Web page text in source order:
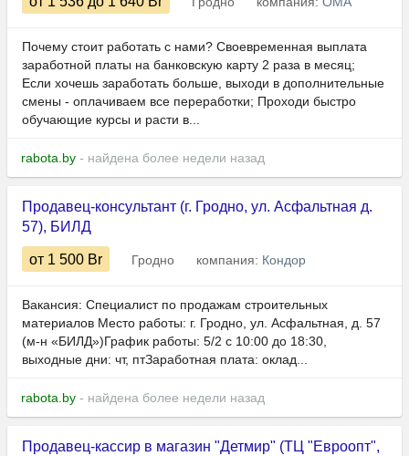
Почему стоит работать с нами? Своевременная выплата
заработной платы на банковскую карту 2 раза в месяц;
Если хочешь заработать больше, выходи в дополнительные
смены - оплачиваем все переработки; Проходи быстро
обучающие курсы и расти в...
rabota.by - найдена более недели назад
Продавец-консультант (г. Гродно, ул. Асфальтная д.
57), БИЛД
от 1 500 Br Гродно компания: Кондор
Вакансия: Специалист по продажам строительных
материалов Место работы: г. Гродно, ул. Асфальтная, д. 57
(м-н «БИЛД»)График работы: 5/2 с 10:00 до 18:30,
выходные дни: чт, птЗаработная плата: оклад...
rabota.by - найдена более недели назад
Продавец-кассир в магазин "Детмир" (ТЦ "Евроопт",